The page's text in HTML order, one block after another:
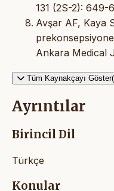
131 (2S-2): 649-
Avşar AF, Kaya
Ankara Medical
Tüm Kaynakçayı
Ayrıntılar
Birincil Dil
Türkçe
Konular